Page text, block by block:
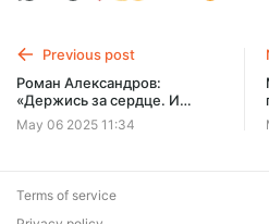
Previous post
Роман Александров:
«Держись за сердце. И
верь» // «Скажи Гордеевой»
May 06 2025 11:34
Terms of service